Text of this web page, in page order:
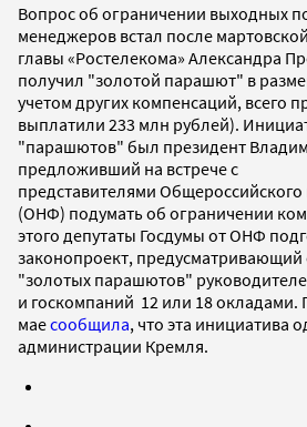
Вопрос об ограничении выходных
менеджеров встал после
главы «Ростелекома» Александра
получил "золотой парашют" в
учетом других компенсаций, всего
выплатили 233 млн рублей).
"парашютов" был президент
предложивший на встрече с
представителями
(ОНФ) подумать об ограничении
этого депутаты Госдумы от ОНФ
законопроект, предусматривающий
"золотых парашютов"
и госкомпаний 12 или 18 окладами.
маесообщила, что эта инициатива
администрации Кремля.